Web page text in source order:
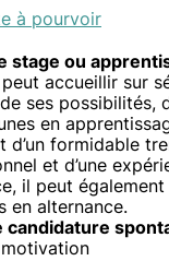
à pourvoir
stage ou
peut accueillir sur
ses possibilités,
en
d’un formidable
et d’une
il peut
en alternance.
candidature